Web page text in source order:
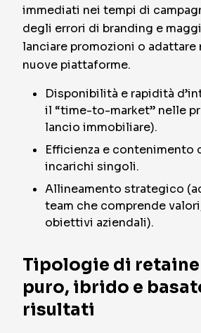
immediati nei tempi di
degli errori di branding e
lanciare promozioni o adattare
nuove piattaforme.
Disponibilità e rapidità
il “time-to-market” nelle
lancio immobiliare).
Efficienza e contenimento
incarichi singoli.
Allineamento strategico
team che comprende
obiettivi aziendali).
Tipologie di
puro, ibrido e
risultati